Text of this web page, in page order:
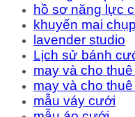
hồ sơ năng lực
khuyến mai
lavender studio
Lịch sử bánh
may và cho
may và cho
mẫu váy cưới